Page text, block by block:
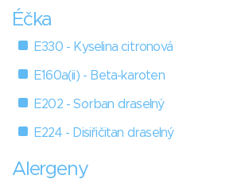
Éčka
E330 - Kyselina citronová
E160a(ii) - Beta-karoten
E202 - Sorban draselný
E224 - Disiřičitan draselný
Alergeny